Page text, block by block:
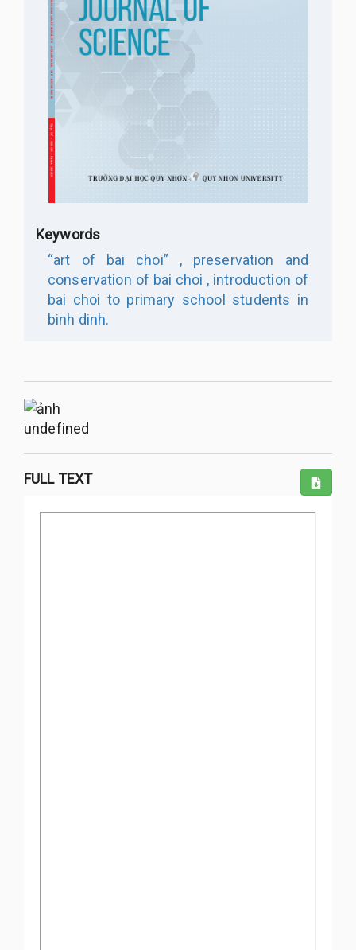
Keywords
“art of bai choi” ,preservation and
conservation of bai choi , introduction of
bai choi to primary school students in
binh dinh.
undefined
FULL TEXT